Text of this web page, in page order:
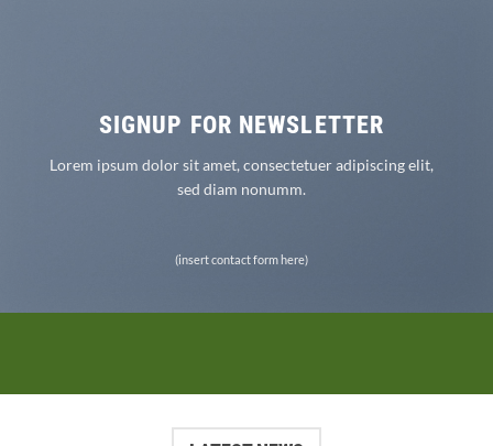
SIGNUP FOR NEWSLETTER
Lorem ipsum dolor sit amet, consectetuer adipiscing elit,
sed diam nonumm.
(insert contact form here)